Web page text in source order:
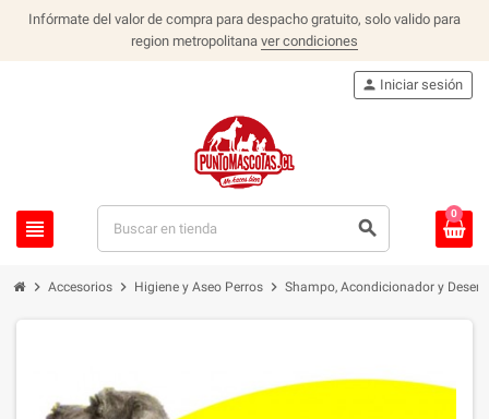
Infórmate del valor de compra para despacho gratuito, solo valido para
region metropolitana ver condiciones
view_headline search
person Iniciar sesión
0
chevron_right Accesorios chevron_right Higiene y Aseo Perros chevron_right Shampo, Acondicionador y